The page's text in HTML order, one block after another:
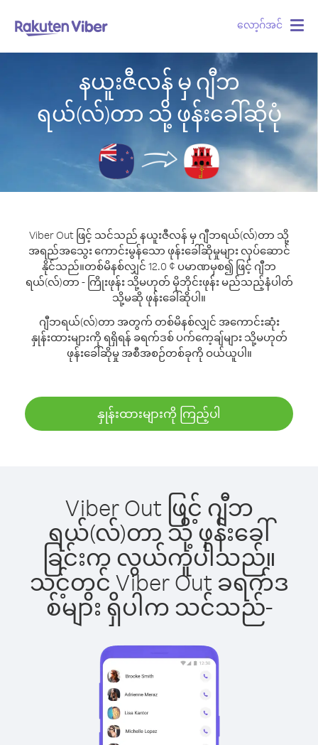
လော့ဂ်အင်
နယူးဇီလန် မှ ဂျီဘ
ရယ်(လ်)တာ သို့ ဖုန်းခေါ်ဆိုပုံ
Viber Out ဖြင့် သင်သည် နယူးဇီလန် မှ ဂျီဘရယ်(လ်)တာ သို့
အရည်အသွေး ကောင်းမွန်သော ဖုန်းခေါ်ဆိုမှုများ လုပ်ဆောင်
နိုင်သည်။တစ်မိနစ်လျှင် 12.0 ¢ ပမာဏမှစ၍ ဖြင့် ဂျီဘ
ရယ်(လ်)တာ - ကြိုးဖုန်း သို့မဟုတ် မိုဘိုင်းဖုန်း မည်သည့်နံပါတ်
သို့မဆို ဖုန်းခေါ်ဆိုပါ။
ဂျီဘရယ်(လ်)တာ အတွက် တစ်မိနစ်လျှင် အကောင်းဆုံး
နှုန်းထားများကို ရရှိရန် ခရက်ဒစ် ပက်ကေ့ချ်များ သို့မဟုတ်
ဖုန်းခေါ်ဆိုမှု အစီအစဉ်တစ်ခုကို ဝယ်ယူပါ။
နှုန်းထားများကို ကြည့်ပါ
Viber Out ဖြင့် ဂျီဘ
ရယ်(လ်)တာ သို့ ဖုန်းခေါ်
ခြင်းက လွယ်ကူပါသည်။
သင့်တွင် Viber Out ခရက်ဒ
စ်များ ရှိပါက သင်သည်-